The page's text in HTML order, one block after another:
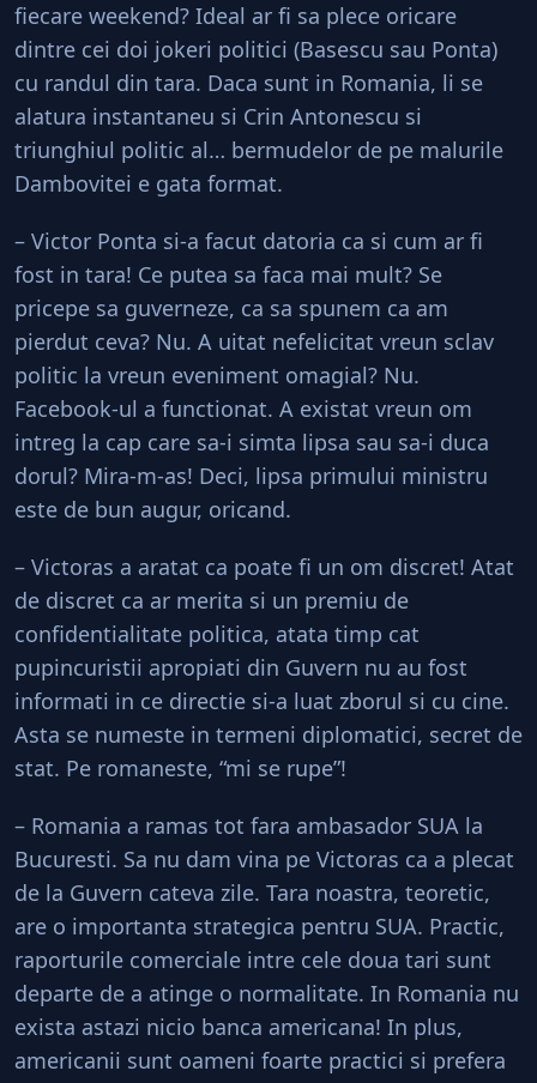
fiecare weekend? Ideal ar fi sa plece oricare
dintre cei doi jokeri politici (Basescu sau Ponta)
cu randul din tara. Daca sunt in Romania, li se
alatura instantaneu si Crin Antonescu si
triunghiul politic al… bermudelor de pe malurile
Dambovitei e gata format.
– Victor Ponta si-a facut datoria ca si cum ar fi
fost in tara! Ce putea sa faca mai mult? Se
pricepe sa guverneze, ca sa spunem ca am
pierdut ceva? Nu. A uitat nefelicitat vreun sclav
politic la vreun eveniment omagial? Nu.
Facebook-ul a functionat. A existat vreun om
intreg la cap care sa-i simta lipsa sau sa-i duca
dorul? Mira-m-as! Deci, lipsa primului ministru
este de bun augur, oricand.
– Victoras a aratat ca poate fi un om discret! Atat
de discret ca ar merita si un premiu de
confidentialitate politica, atata timp cat
pupincuristii apropiati din Guvern nu au fost
informati in ce directie si-a luat zborul si cu cine.
Asta se numeste in termeni diplomatici, secret de
stat. Pe romaneste, “mi se rupe”!
– Romania a ramas tot fara ambasador SUA la
Bucuresti. Sa nu dam vina pe Victoras ca a plecat
de la Guvern cateva zile. Tara noastra, teoretic,
are o importanta strategica pentru SUA. Practic,
raporturile comerciale intre cele doua tari sunt
departe de a atinge o normalitate. In Romania nu
exista astazi nicio banca americana! In plus,
americanii sunt oameni foarte practici si prefera